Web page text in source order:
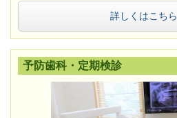
詳しくはこちら
予防歯科・定期検診